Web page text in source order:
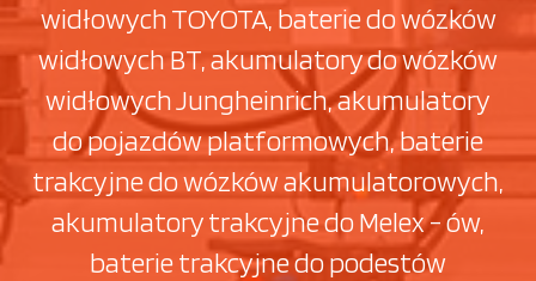
widłowych TOYOTA, baterie do wózków
widłowych BT, akumulatory do wózków
widłowych Jungheinrich, akumulatory
do pojazdów platformowych, baterie
trakcyjne do wózków akumulatorowych,
akumulatory trakcyjne do Melex - ów,
baterie trakcyjne do podestów